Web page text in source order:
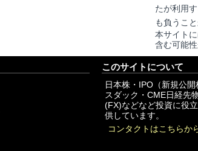
たが利用
も負うこ
本サイト
含む可能性
このサイトについて
日本株・IPO（新規公
スダック・CME日経先
(FX)などなど投資に役
供しています。
コンタクトはこちらか